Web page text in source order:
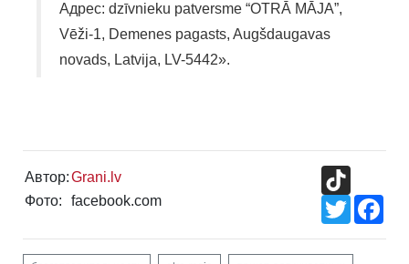
Адрес: dzīvnieku patversme “OTRĀ MĀJA”,
Vēži-1, Demenes pagasts, Augšdaugavas
novads, Latvija, LV-5442».
Автор:Grani.lv
Фото:
facebook.com
Twitter